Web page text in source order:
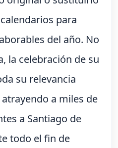
para
del año. No
la celebración de su
su relevancia
a miles de
a Santiago de
todo el fin de